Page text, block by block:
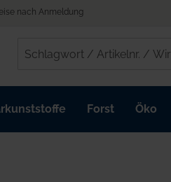
nach Anmeldung
Forst Öko